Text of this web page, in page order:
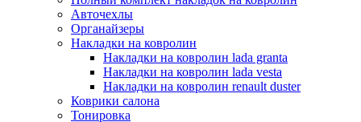
Авточехлы
Органайзеры
Накладки на ковролин
Накладки на ковролин lada granta
Накладки на ковролин lada vesta
Накладки на ковролин renault duster
Коврики салона
Тонировка